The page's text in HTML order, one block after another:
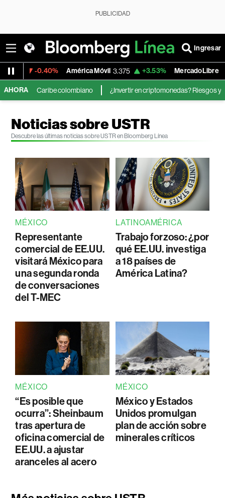
PUBLICIDAD
Ingresar
-0.40% América Móvil 3.375 +3.53% MercadoLibre 1,889.60
AHORA
Caribe colombiano ¿Invertir en criptomonedas? Riesgos y
Noticias sobre USTR
Descubre las últimas noticias sobre USTR en Bloomberg Línea
MÉXICO
Representante
comercial de EE.UU.
visitará México para
una segunda ronda
de conversaciones
del T-MEC
LATINOAMÉRICA
Trabajo forzoso: ¿por
qué EE.UU. investiga
a 18 países de
América Latina?
MÉXICO
“Es posible que
ocurra”: Sheinbaum
tras apertura de
oficina comercial de
EE.UU. a ajustar
aranceles al acero
MÉXICO
México y Estados
Unidos promulgan
plan de acción sobre
minerales críticos